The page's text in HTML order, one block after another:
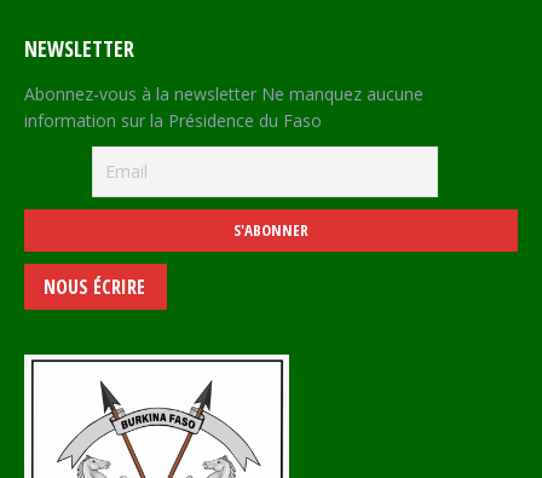
NEWSLETTER
Abonnez-vous à la newsletter Ne manquez aucune
information sur la Présidence du Faso
NOUS ÉCRIRE